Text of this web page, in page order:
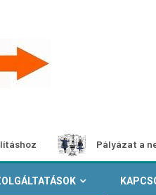
Pályázat a nemek